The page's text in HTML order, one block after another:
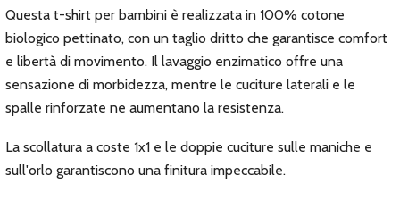
Questa t-shirt per bambini è realizzata in 100% cotone
biologico pettinato, con un taglio dritto che garantisce comfort
e libertà di movimento. Il lavaggio enzimatico offre una
sensazione di morbidezza, mentre le cuciture laterali e le
spalle rinforzate ne aumentano la resistenza.
La scollatura a coste 1x1 e le doppie cuciture sulle maniche e
sull'orlo garantiscono una finitura impeccabile.